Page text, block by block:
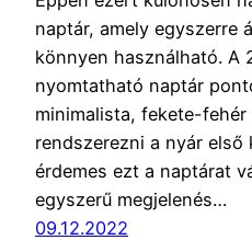
naptár, amely egyszerre
könnyen használható. A
nyomtatható naptár
minimalista, fekete-
rendszerezni a nyár
érdemes ezt a naptárat
egyszerű megjelenés…
09.12.2022